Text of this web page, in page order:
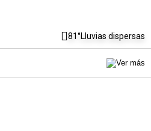
81°Lluvias dispersas